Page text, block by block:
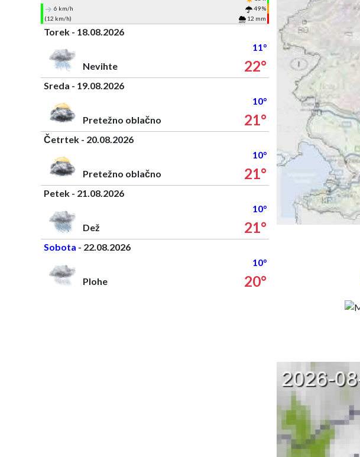
6 km/h
49 %
(12 km/h)
12 mm
Torek - 18.08.2026
11°
Nevihte
22°
Sreda - 19.08.2026
10°
Pretežno oblačno
21°
Četrtek - 20.08.2026
10°
Pretežno oblačno
21°
Petek - 21.08.2026
10°
Dež
21°
Sobota - 22.08.2026
10°
Plohe
20°